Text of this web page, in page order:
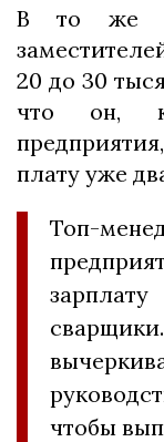
В то же
20 до 30
что он,
плату уже
Топ-
чтобы